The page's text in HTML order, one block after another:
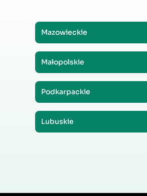
Mazowieckie
Małopolskie
Podkarpackie
Lubuskie